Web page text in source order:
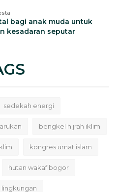
bagi anak muda untuk
kesadaran seputar
sedekah energi
bengkel hijrah iklim
kongres umat islam
hutan wakaf bogor
lingkungan